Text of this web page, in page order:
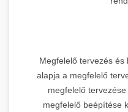
Megfelelő tervezés és
alapja a megfelelő
megfelelő
megfelelő beépítése